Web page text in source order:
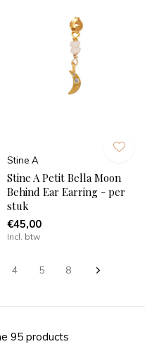
Stine A
Stine A Petit Bella Moon
Behind Ear Earring - per
stuk
€45,00
Incl. btw
4 5 8
95 products